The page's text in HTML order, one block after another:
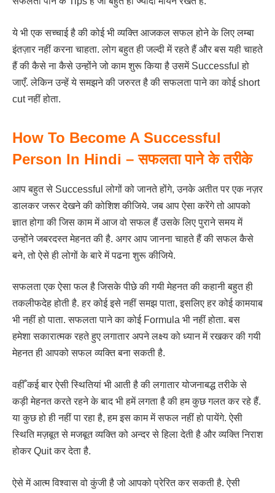
ये भी एक सच्चाई है की कोई भी व्यक्ति आजकल सफल होने के लिए लम्बा
इंतज़ार नहीं करना चाहता. लोग बहुत ही जल्दी में रहते हैं और बस यही चाहते
हैं की कैसे ना कैसे उन्होंने जो काम शुरू किया है उसमें Successful हो
जाएँ. लेकिन उन्हें ये समझने की जरुरत है की सफलता पाने का कोई short
cut नहीं होता.
How To Become A Successful
Person In Hindi – सफलता पाने के तरीके
आप बहुत से Successful लोगों को जानते होंगे, उनके अतीत पर एक नज़र
डालकर जरूर देखने की कोशिश कीजिये. जब आप ऐसा करेंगे तो आपको
ज्ञात होगा की जिस काम में आज वो सफल हैं उसके लिए पुराने समय में
उन्होंने जबरदस्त मेहनत की है. अगर आप जानना चाहते हैं की सफल कैसे
बने, तो ऐसे ही लोगों के बारे में पढना शुरू कीजिये.
सफलता एक ऐसा फल है जिसके पीछे की गयी मेहनत की कहानी बहुत ही
तकलीफदेह होती है. हर कोई इसे नहीं समझ पाता, इसलिए हर कोई कामयाब
भी नहीं हो पाता. सफलता पाने का कोई Formula भी नहीं होता. बस
हमेशा सकारात्मक रहते हुए लगातार अपने लक्ष्य को ध्यान में रखकर की गयी
मेहनत ही आपको सफल व्यक्ति बना सकती है.
वहीँ कई बार ऐसी स्थितियां भी आती है की लगातार योजनाबद्ध तरीके से
कड़ी मेहनत करते रहने के बाद भी हमें लगता है की हम कुछ गलत कर रहे हैं.
या कुछ हो ही नहीं पा रहा है, हम इस काम में सफल नहीं हो पायेंगे. ऐसी
स्थिति मज़बूत से मजबूत व्यक्ति को अन्दर से हिला देती है और व्यक्ति निराश
होकर Quit कर देता है.
ऐसे में आत्म विश्वास वो कुंजी है जो आपको प्रेरित कर सकती है. ऐसी